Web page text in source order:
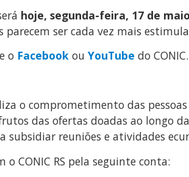
hoje, segunda-feira, 17 de
ser cada vez mais
o Facebook ou YouTube do CONIC.
o comprometimento das
frutos das ofertas doadas ao longo
subsidiar reuniões e atividades
CONIC RS pela seguinte conta: